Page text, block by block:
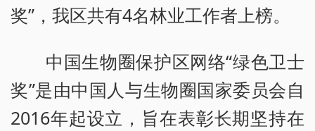
奖”，我区共有4名林业工作者上榜。
中国生物圈保护区网络“绿色卫士
奖”是由中国人与生物圈国家委员会自
2016年起设立，旨在表彰长期坚持在